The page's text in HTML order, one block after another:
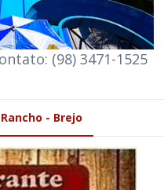
(98) 3471-1525
- Brejo